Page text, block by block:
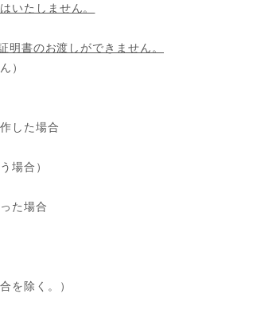
いたしません。
明書のお渡しができません。
）
した場合
場合）
た場合
を除く。）